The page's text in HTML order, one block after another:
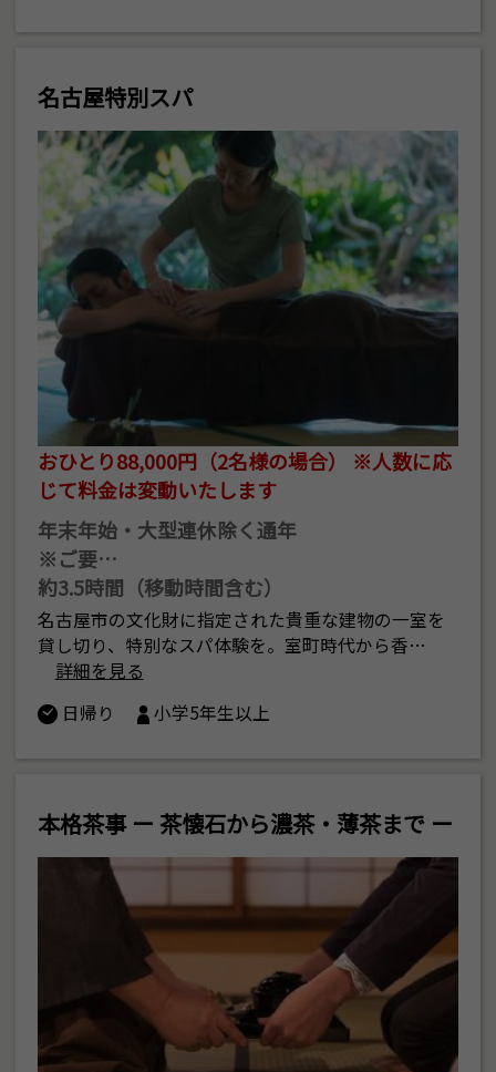
名古屋特別スパ
おひとり88,000円（2名様の場合） ※人数に応
じて料金は変動いたします
年末年始・大型連休除く通年
※ご要…
約3.5時間（移動時間含む）
名古屋市の文化財に指定された貴重な建物の一室を
貸し切り、特別なスパ体験を。室町時代から香…
詳細を見る
日帰り
小学5年生以上
本格茶事 ー 茶懐石から濃茶・薄茶まで ー